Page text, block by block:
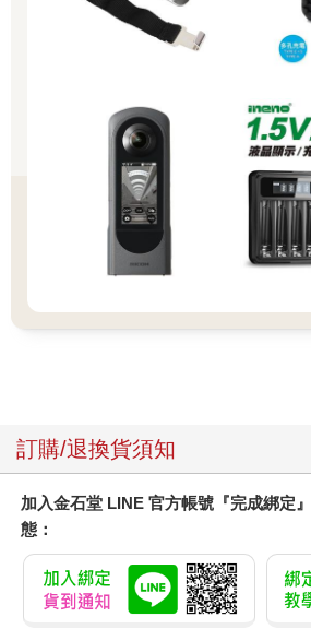
W君的鐵道人生比其他狂熱分子多了一些
與其他鐵道迷在平溪線巧遇一位日本女孩
便直接帶她前往。途中兩人交換名字，赫
他們認識的某日本鐵道專家同姓，深入交
那位日本鐵道專家的女兒。此後兩人通信
網，畢業後共結連理。W君當兵期間，日
三個月來台相會一次，直到兵役結束，W
的記者，日本妻子也來台定居。這段由火
緣」實在是神奇得令人不敢相信。不過從
緣中的南瓜車其實根本就是一輛吐著蒸
我相信斗篷、貓頭鷹、鐵道以及蒸汽火車
咒，重新浮現在我腦海中。
鐵道狂熱分子（俗稱鐵道迷）是我對這群
鐵道的狂熱程度，大概只比電影《鐵道員
站長高倉健稍微差了一點。但是從他們甘
覆蓋的鐵橋邊，只為等待拍攝過橋的夜
舉動，可以證明火車的確是一種可以叫人
訂購/退換貨須知
加入金石堂 LINE 官方帳號『完成綁定
態：